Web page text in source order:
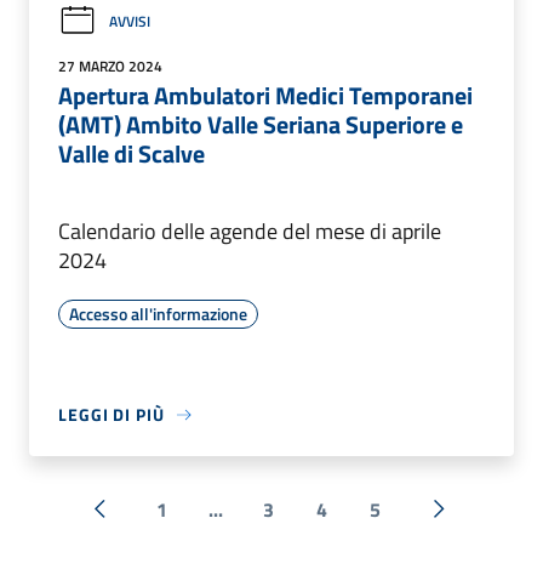
AVVISI
27 MARZO 2024
Apertura Ambulatori Medici Temporanei
(AMT) Ambito Valle Seriana Superiore e
Valle di Scalve
Calendario delle agende del mese di aprile
2024
Accesso all'informazione
LEGGI DI PIÙ
« Precedente
1 ... 3 4 5 Successiva